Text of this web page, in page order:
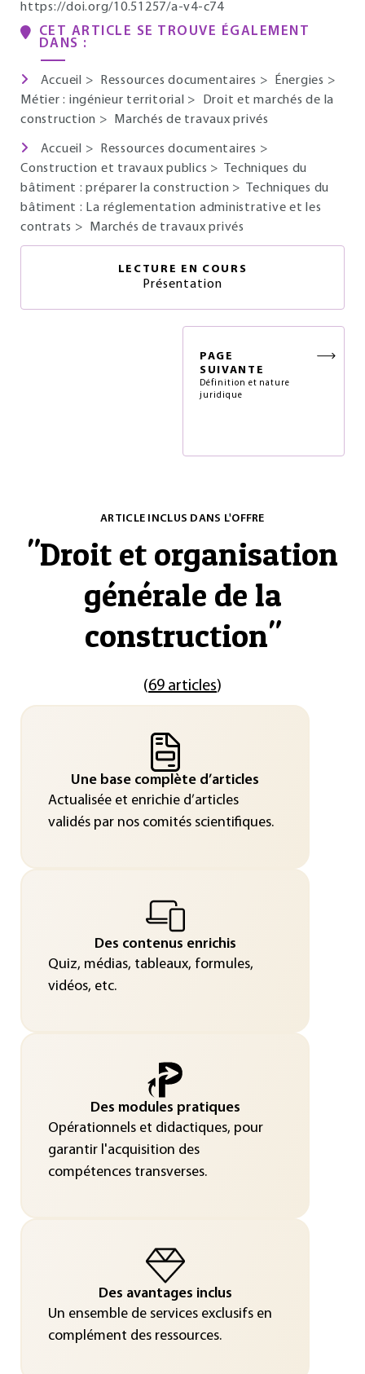
https://doi.org/10.51257/a-v4-c74
CET ARTICLE SE TROUVE ÉGALEMENT
DANS :
Accueil > Ressources documentaires > Énergies >
Métier : ingénieur territorial >
Droit et marchés de la
construction > Marchés de travaux privés
Accueil > Ressources documentaires >
Construction et travaux publics >
Techniques du
bâtiment : préparer la construction >
Techniques du
bâtiment : La réglementation administrative et les
contrats > Marchés de travaux privés
LECTURE EN COURS
Présentation
PAGE
SUIVANTE
Définition et nature
juridique
ARTICLE INCLUS DANS L'OFFRE
"Droit et organisation
générale de la
construction"
(69 articles)
Une base complète d’articles
Actualisée et enrichie d’articles
validés par nos comités scientifiques.
Des contenus enrichis
Quiz, médias, tableaux, formules,
vidéos, etc.
Des modules pratiques
Opérationnels et didactiques, pour
garantir l'acquisition des
compétences transverses.
Des avantages inclus
Un ensemble de services exclusifs en
complément des ressources.